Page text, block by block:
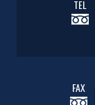
TEL
FAX